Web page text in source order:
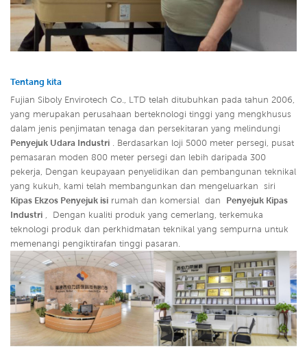
Tentang kita
Fujian Siboly Envirotech Co., LTD telah ditubuhkan pada tahun 2006,
yang merupakan perusahaan berteknologi tinggi yang mengkhusus
dalam jenis penjimatan tenaga dan persekitaran yang melindungi
Penyejuk Udara Industri . Berdasarkan loji 5000 meter persegi, pusat
pemasaran moden 800 meter persegi dan lebih daripada 300
pekerja, Dengan keupayaan penyelidikan dan pembangunan teknikal
yang kukuh, kami telah membangunkan dan mengeluarkan siri
Kipas Ekzos Penyejuk isi rumah dan komersial dan Penyejuk Kipas
Industri
Dengan kualiti produk yang cemerlang, terkemuka
teknologi produk dan perkhidmatan teknikal yang sempurna untuk
memenangi pengiktirafan tinggi pasaran.